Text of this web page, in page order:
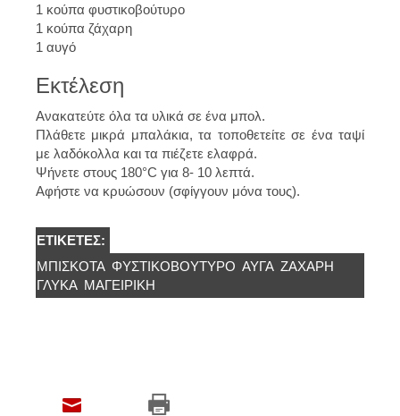
1 κούπα φυστικοβούτυρο
1 κούπα ζάχαρη
1 αυγό
Εκτέλεση
Ανακατεύτε όλα τα υλικά σε ένα μπολ.
Πλάθετε μικρά μπαλάκια, τα τοποθετείτε σε ένα ταψί
με λαδόκολλα και τα πιέζετε ελαφρά.
Ψήνετε στους 180°C για 8- 10 λεπτά.
Αφήστε να κρυώσουν (σφίγγουν μόνα τους).
ΕΤΙΚΈΤΕΣ:
ΜΠΙΣΚΌΤΑ ΦΥΣΤΙΚΟΒΟΎΤΥΡΟ ΑΥΓΑ ΖΆΧΑΡΗ
ΓΛΥΚΑ ΜΑΓΕΙΡΙΚΗ